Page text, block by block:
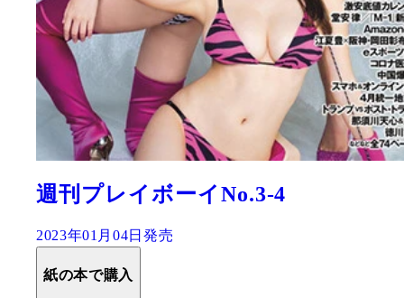
週刊プレイボーイNo.3-4
2023年01月04日発売
紙の本で購入